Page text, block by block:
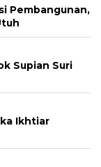
Pembangunan,
Supian Suri
Ikhtiar